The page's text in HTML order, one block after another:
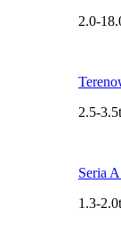
2.0-
2.5-3.5t
Seria
1.3-2.0t